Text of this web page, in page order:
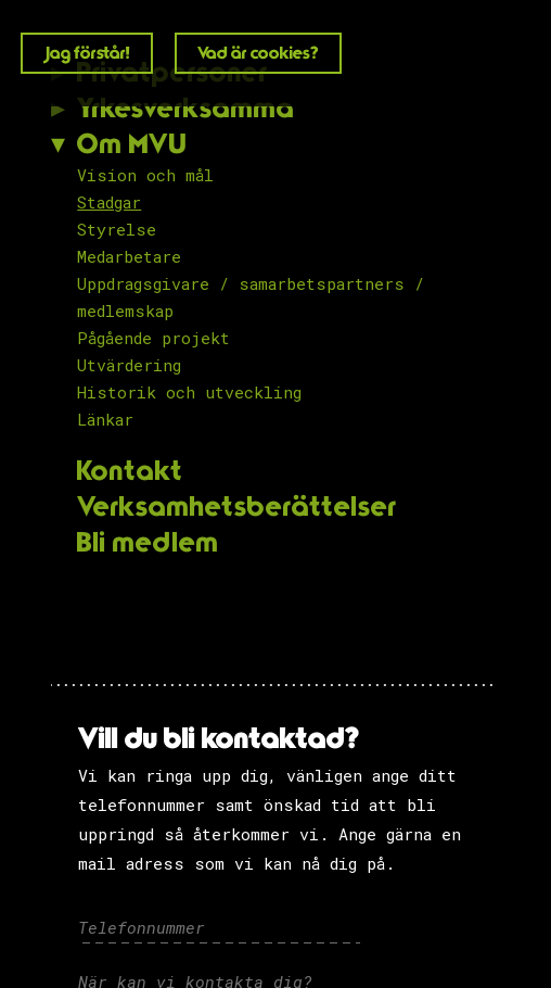
Jag förstår! Vad är cookies?
Privatpersoner
Yrkesverksamma
Om MVU
Vision och mål
Stadgar
Styrelse
Medarbetare
Uppdragsgivare / samarbetspartners /
medlemskap
Pågående projekt
Utvärdering
Historik och utveckling
Länkar
Kontakt
Verksamhets­berättelser
Bli medlem
Vill du bli kontaktad?
Vi kan ringa upp dig, vänligen ange ditt
telefonnummer samt önskad tid att bli
uppringd så återkommer vi. Ange gärna en
mail adress som vi kan nå dig på.